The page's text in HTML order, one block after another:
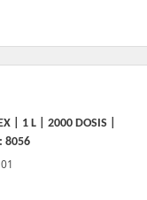
| 1 L | 2000 DOSIS |
8056